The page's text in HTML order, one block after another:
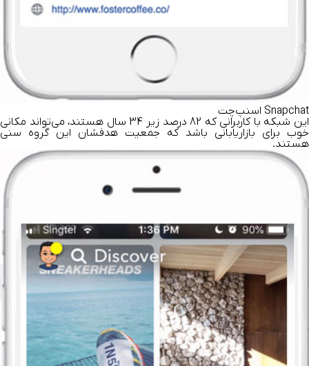
Snapchat اسنپ‌چت
این شبکه با کاربرانی که 82 درصد زیر 34 سال هستند، می‌تواند مکانی
خوب برای بازاریابانی باشد که جمعیت هدفشان این گروه سنی
هستند.